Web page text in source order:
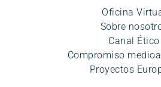
Oficina
Sobre
Canal Ético
Compromiso
Proyectos